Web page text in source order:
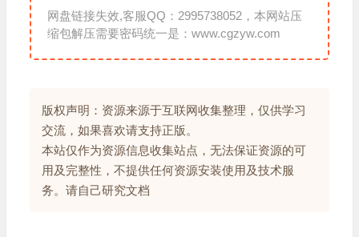
网盘链接失效,客服QQ：2995738052，本网站压
缩包解压需要密码统一是：www.cgzyw.com
版权声明：资源来源于互联网收集整理，仅供学习
交流，如果喜欢请支持正版。
本站仅作为资源信息收集站点，无法保证资源的可
用及完整性，不提供任何资源安装使用及技术服
务。请自己研究文档